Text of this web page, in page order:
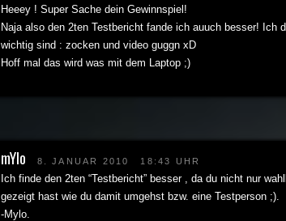
Heeey ! Super Sache dein Gewinnspiel!
Naja also den 2ten Testbericht fande ich auuch besser! Ich
wichtig sind : zocken und video guggn xD
Hoff mal das wird was mit dem Laptop ;)
mYlo 8. JANUAR 2010 18:43 UHR
Ich finde den 2ten “Testbericht” besser , da du nicht nur
gezeigt hast wie du damit umgehst bzw. eine Testperson ;).
-Mylo.